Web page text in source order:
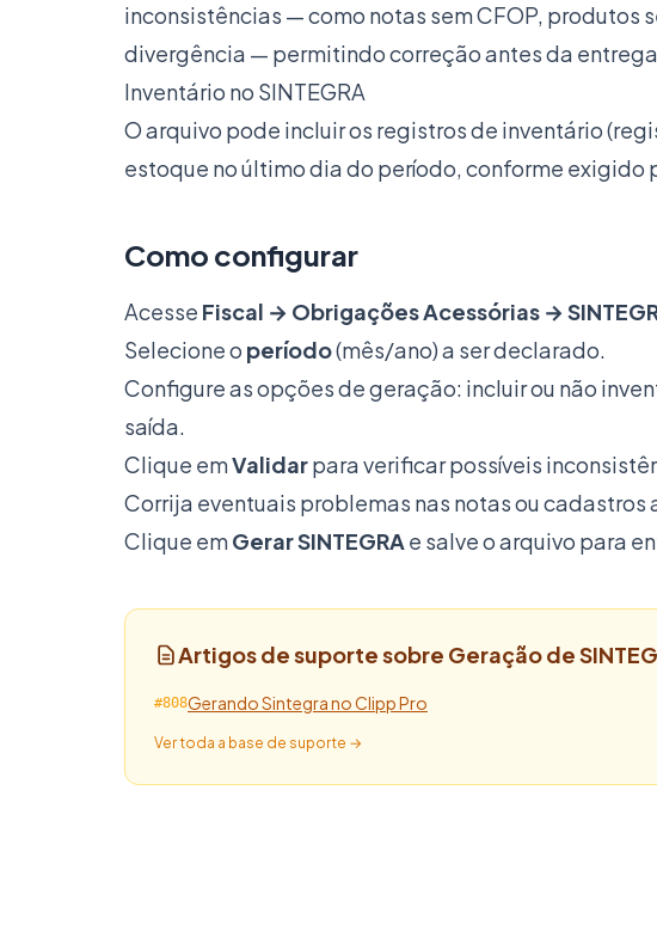
inconsistências — como notas sem CFOP, produtos
divergência — permitindo correção antes da
Inventário no SINTEGRA
O arquivo pode incluir os registros de inventário
estoque no último dia do período, conforme
Como configurar
Acesse Fiscal → Obrigações Acessórias →
Selecione o período(mês/ano) a ser declarado.
Configure as opções de geração: incluir ou não
saída.
Clique emValidarpara verificar possíveis
Corrija eventuais problemas nas notas ou
Clique emGerar SINTEGRA e salve o arquivo para
Artigos de suporte sobre Geração de
#808Gerando Sintegra no Clipp Pro
Ver toda a base de suporte →